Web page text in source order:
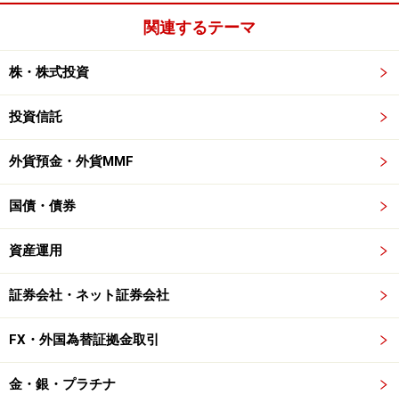
関連するテーマ
株・株式投資
投資信託
外貨預金・外貨MMF
国債・債券
資産運用
証券会社・ネット証券会社
FX・外国為替証拠金取引
金・銀・プラチナ